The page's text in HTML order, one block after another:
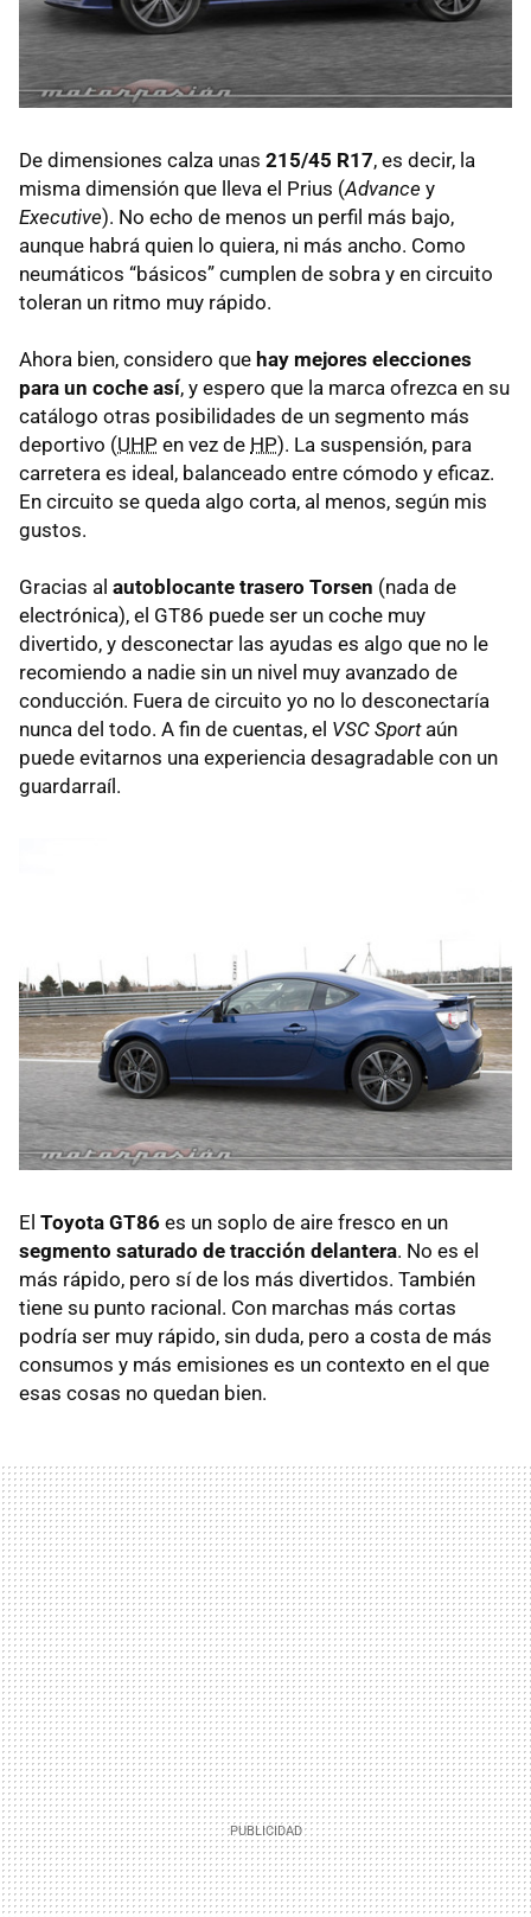
De dimensiones calza unas 215/45 R17, es decir, la
misma dimensión que lleva el Prius (Advance y
Executive). No echo de menos un perfil más bajo,
aunque habrá quien lo quiera, ni más ancho. Como
neumáticos “básicos” cumplen de sobra y en circuito
toleran un ritmo muy rápido.
Ahora bien, considero que hay mejores elecciones
para un coche así, y espero que la marca ofrezca en su
catálogo otras posibilidades de un segmento más
deportivo (UHP en vez de HP). La suspensión, para
carretera es ideal, balanceado entre cómodo y eficaz.
En circuito se queda algo corta, al menos, según mis
gustos.
Gracias al autoblocante trasero Torsen (nada de
electrónica), el GT86 puede ser un coche muy
divertido, y desconectar las ayudas es algo que no le
recomiendo a nadie sin un nivel muy avanzado de
conducción. Fuera de circuito yo no lo desconectaría
nunca del todo. A fin de cuentas, el VSC Sportaún
puede evitarnos una experiencia desagradable con un
guardarraíl.
El Toyota GT86 es un soplo de aire fresco en un
segmento saturado de tracción delantera. No es el
más rápido, pero sí de los más divertidos. También
tiene su punto racional. Con marchas más cortas
podría ser muy rápido, sin duda, pero a costa de más
consumos y más emisiones es un contexto en el que
esas cosas no quedan bien.